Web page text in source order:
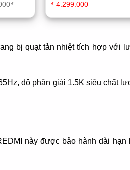
₫ 4.299.000
₫
bị quạt tản nhiệt tích hợp với
độ phân giải 1.5K siêu chất
này được bảo hành dài hạn